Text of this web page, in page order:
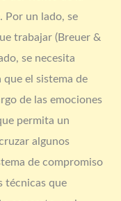
Por un lado, se
trabajar (Breuer &
se necesita
el sistema de
de las emociones
permita un
algunos
de compromiso
técnicas que